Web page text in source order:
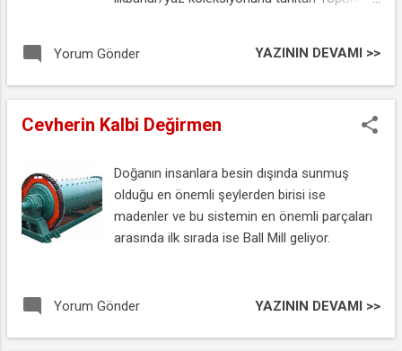
ise eskiler yine sokaklara donuyor diyebiliriz :)
Yorum Gönder YAZININ DEVAMI >>
Cevherin Kalbi Değirmen
Doğanın insanlara besin dışında sunmuş
olduğu en önemli şeylerden birisi ise
madenler ve bu sistemin en önemli parçaları
arasında ilk sırada ise Ball Mill geliyor.
Yorum Gönder YAZININ DEVAMI >>